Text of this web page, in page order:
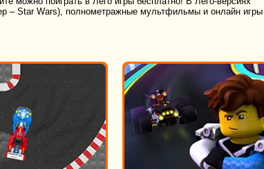
– Star Wars), полнометражные мультфильмы и онлайн игры